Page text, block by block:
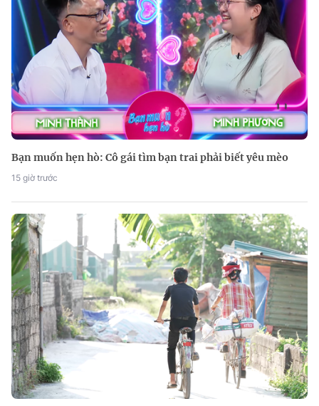
Bạn muốn hẹn hò: Cô gái tìm bạn trai phải biết yêu mèo
15 giờ trước